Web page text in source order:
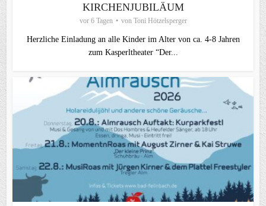
KIRCHENJUBILÄUM
vor 6 Tagen von Toni Hötzelsperger
Herzliche Einladung an alle Kinder im Alter von ca. 4-8 Jahren
zum Kasperltheater “Der...